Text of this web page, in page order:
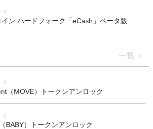
イン:ハードフォーク「eCash」ベータ版
一覧
（MOVE）トークンアンロック
BABY）トークンアンロック